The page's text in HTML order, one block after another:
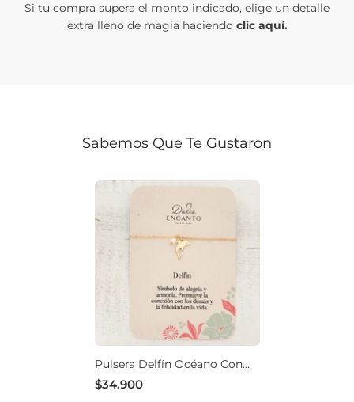
Si tu compra supera el monto indicado, elige un detalle
extra lleno de magia haciendo clic aquí.
Sabemos Que Te Gustaron
Pulsera Delfín Océano Con
Significado
$34.900